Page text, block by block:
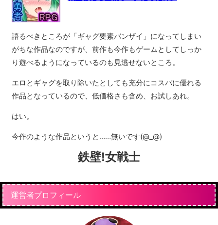
語るべきところが「ギャグ要素バンザイ」になってしまい
がちな作品なのですが、前作も今作もゲームとしてしっか
り遊べるようになっているのも見逃せないところ。
エロとギャグを取り除いたとしても充分にコスパに優れる
作品となっているので、低価格さも含め、お試しあれ。
はい。
今作のような作品というと……無いです(@_@)
鉄壁!女戦士
運営者プロフィール